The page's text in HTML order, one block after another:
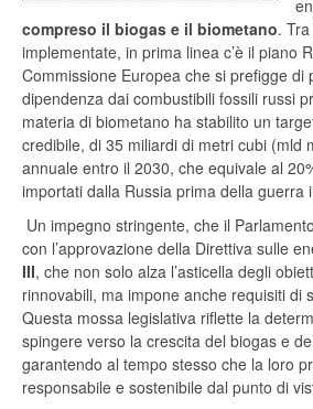
compreso il biogas e il biometano.
implementate, in prima linea c’è il piano
Commissione Europea che si prefigge di
dipendenza dai combustibili fossili russi
materia di biometano ha stabilito un
credibile, di 35 miliardi di metri cubi (mld
annuale entro il 2030, che equivale al
importati dalla Russia prima della guerra
Un impegno stringente, che il
con l’approvazione della Direttiva sulle
III, che non solo alza l’asticella degli
rinnovabili, ma impone anche requisiti di
Questa mossa legislativa riflette la
spingere verso la crescita del biogas e
garantendo al tempo stesso che la loro
responsabile e sostenibile dal punto di